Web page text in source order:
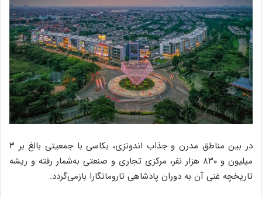
در بین مناطق مدرن و جذاب اندونزی، بکاسی با جمعیتی بالغ بر ۳
میلیون و ۸۳۰ هزار نفر، مرکزی تجاری و صنعتی به‌شمار رفته و ریشه
تاریخچه غنی آن به دوران پادشاهی تارومانگارا بازمی‌گردد.